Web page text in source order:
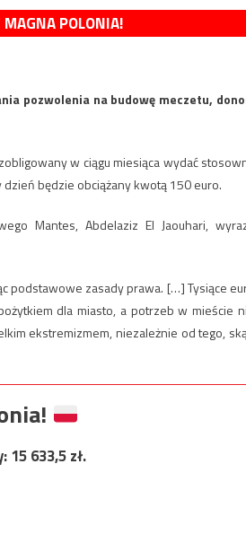
MAGNA POLONIA!
pozwolenia na budowę meczetu,
w ciągu miesiąca wydać
będzie obciążany kwotą 150 euro.
Mantes, Abdelaziz El Jaouhari,
podstawowe zasady prawa. […] Tysiące
dla miasto, a potrzeb w mieście
ekstremizmem, niezależnie od tego,
15 633,5zł.